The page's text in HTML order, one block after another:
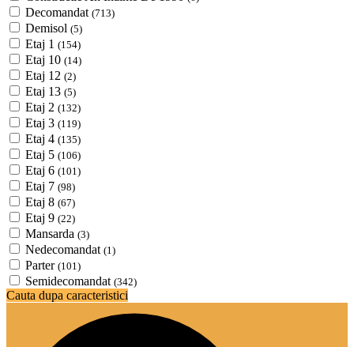
Decomandat (713)
Demisol (5)
Etaj 1 (154)
Etaj 10 (14)
Etaj 12 (2)
Etaj 13 (5)
Etaj 2 (132)
Etaj 3 (119)
Etaj 4 (135)
Etaj 5 (106)
Etaj 6 (101)
Etaj 7 (98)
Etaj 8 (67)
Etaj 9 (22)
Mansarda (3)
Nedecomandat (1)
Parter (101)
Semidecomandat (342)
Cauta dupa caracteristici